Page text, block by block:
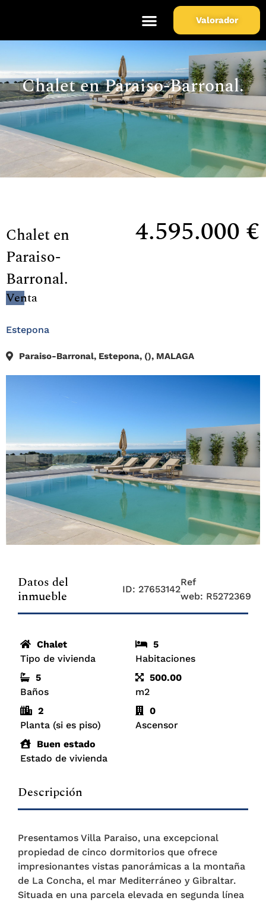
Valorador
Chalet en Paraiso-Barronal.
Chalet en
Paraiso-
Barronal.
4.595.000 €
Venta
Estepona
Paraiso-Barronal, Estepona, (), MALAGA
Datos del
inmueble
ID: 27653142
Ref
web: R5272369
Chalet
Tipo de vivienda
5
Habitaciones
5
Baños
500.00
m2
2
Planta (si es piso)
0
Ascensor
Buen estado
Estado de vivienda
Descripción
Presentamos Villa Paraiso, una excepcional
propiedad de cinco dormitorios que ofrece
impresionantes vistas panorámicas a la montaña
de La Concha, el mar Mediterráneo y Gibraltar.
Situada en una parcela elevada en segunda línea